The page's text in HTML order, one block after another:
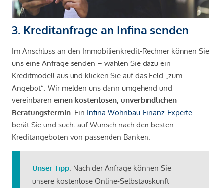
3. Kreditanfrage an Infina senden
Im Anschluss an den Immobilienkredit-Rechner können Sie
uns eine Anfrage senden – wählen Sie dazu ein
Kreditmodell aus und klicken Sie auf das Feld „zum
Angebot“. Wir melden uns dann umgehend und
vereinbaren einen kostenlosen, unverbindlichen
Beratungstermin . Ein Infina Wohnbau-Finanz-Experte
berät Sie und sucht auf Wunsch nach den besten
Kreditangeboten von passenden Banken.
Unser Tipp: Nach der Anfrage können Sie
unsere kostenlose Online-Selbstauskunft